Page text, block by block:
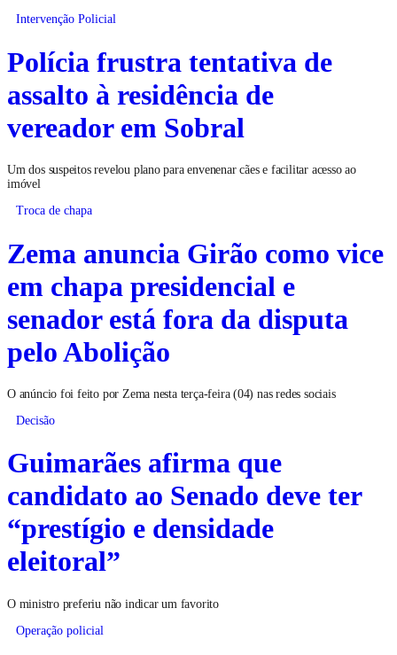
Intervenção Policial
Polícia frustra tentativa de
assalto à residência de
vereador em Sobral
Um dos suspeitos revelou plano para envenenar cães e facilitar acesso ao
imóvel
Troca de chapa
Zema anuncia Girão como vice
em chapa presidencial e
senador está fora da disputa
pelo Abolição
O anúncio foi feito por Zema nesta terça-feira (04) nas redes sociais
Decisão
Guimarães afirma que
candidato ao Senado deve ter
“prestígio e densidade
eleitoral”
O ministro preferiu não indicar um favorito
Operação policial